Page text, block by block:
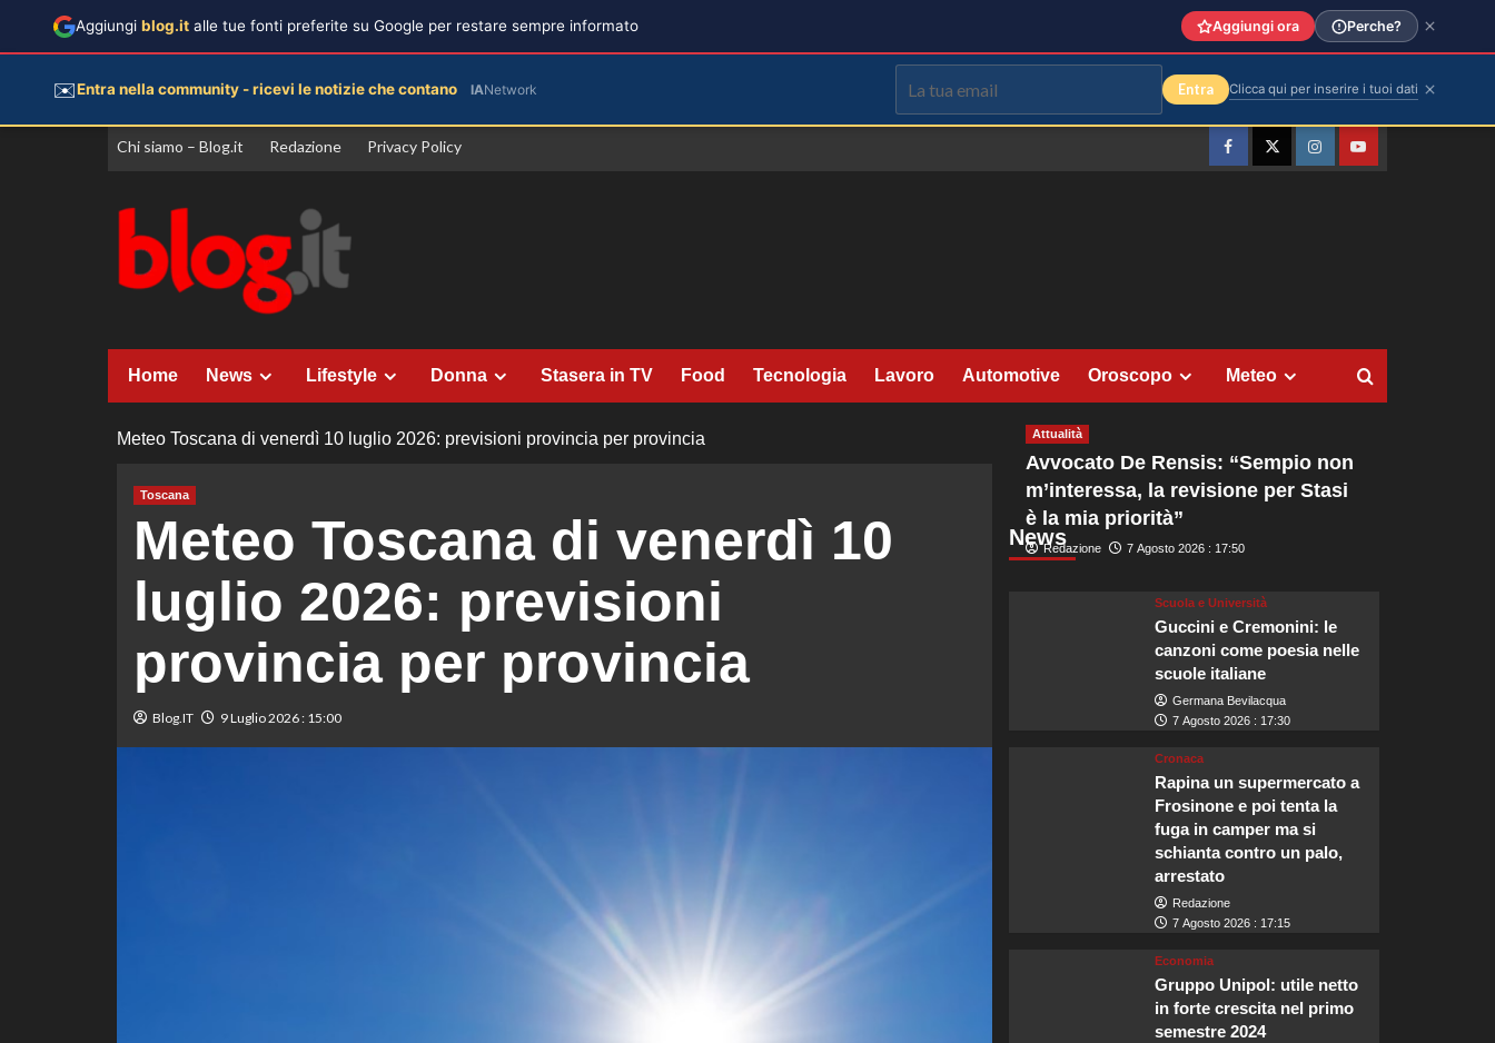
Vai
Chi siamo – Blog.it Redazione Privacy Policy
FacebookTwitterInstagramYouTube
Home News Lifestyle Donna Stasera in TV Food Tecnologia Lavoro Automotive Oroscopo Meteo
Meteo Toscana di venerdì 10 luglio 2026: previsioni provincia per provincia
Toscana
Meteo Toscana di venerdì 10
luglio 2026: previsioni
provincia per provincia
Blog.IT 9 Luglio 2026 : 15:00
News
Attualità
Avvocato De Rensis: “Sempio non
m’interessa, la revisione per Stasi
è la mia priorità”
Redazione 7 Agosto 2026 : 17:50
Scuola e Università
Guccini e Cremonini: le
canzoni come poesia nelle
scuole italiane
Germana Bevilacqua
7 Agosto 2026 : 17:30
Cronaca
Rapina un supermercato a
Frosinone e poi tenta la
fuga in camper ma si
schianta contro un palo,
arrestato
Redazione
7 Agosto 2026 : 17:15
Economia
Gruppo Unipol: utile netto
in forte crescita nel primo
semestre 2024
Aggiungi blog.it alle tue fonti preferite su Google per restare sempre informato Aggiungi ora Perche?
✉️Entra nella community - ricevi le notizie che contano IANetwork Entra Clicca qui per inserire i tuoi dati